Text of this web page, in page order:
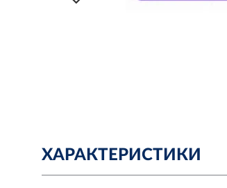
ХАРАКТЕРИСТИКИ